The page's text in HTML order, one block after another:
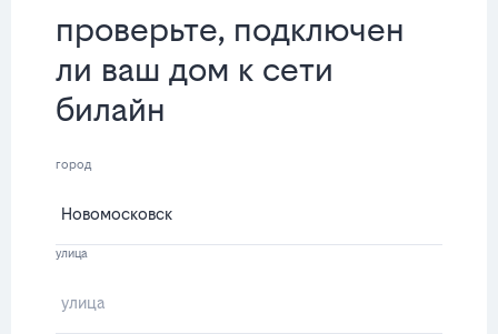
проверьте, подключен
ли ваш дом к сети
билайн
город
улица